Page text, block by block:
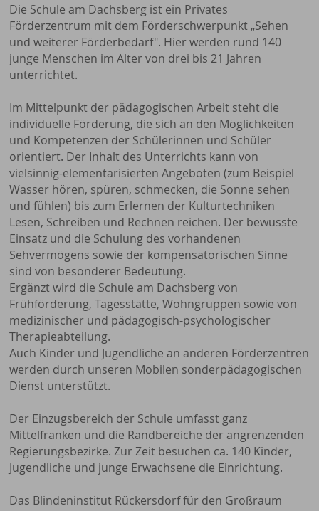
Die Schule am Dachsberg ist ein Privates
Förderzentrum mit dem Förderschwerpunkt „Sehen
und weiterer Förderbedarf". Hier werden rund 140
junge Menschen im Alter von drei bis 21 Jahren
unterrichtet.
Im Mittelpunkt der pädagogischen Arbeit steht die
individuelle Förderung, die sich an den Möglichkeiten
und Kompetenzen der Schülerinnen und Schüler
orientiert. Der Inhalt des Unterrichts kann von
vielsinnig-elementarisierten Angeboten (zum Beispiel
Wasser hören, spüren, schmecken, die Sonne sehen
und fühlen) bis zum Erlernen der Kulturtechniken
Lesen, Schreiben und Rechnen reichen. Der bewusste
Einsatz und die Schulung des vorhandenen
Sehvermögens sowie der kompensatorischen Sinne
sind von besonderer Bedeutung.
Ergänzt wird die Schule am Dachsberg von
Frühförderung, Tagesstätte, Wohngruppen sowie von
medizinischer und pädagogisch-psychologischer
Therapieabteilung.
Auch Kinder und Jugendliche an anderen Förderzentren
werden durch unseren Mobilen sonderpädagogischen
Dienst unterstützt.
Der Einzugsbereich der Schule umfasst ganz
Mittelfranken und die Randbereiche der angrenzenden
Regierungsbezirke. Zur Zeit besuchen ca. 140 Kinder,
Jugendliche und junge Erwachsene die Einrichtung.
Das Blindeninstitut Rückersdorf für den Großraum